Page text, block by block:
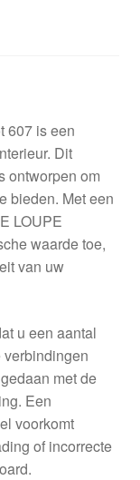
607 is een
Dit
ontworpen om
bieden. Met een
LOUPE
waarde toe,
van uw
u een aantal
met de
Een
voorkomt
of incorrecte